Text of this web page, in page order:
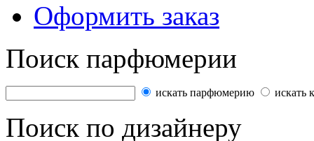
Оформить заказ
Поиск парфюмерии
искать парфюмерию искать
Поиск по дизайнеру